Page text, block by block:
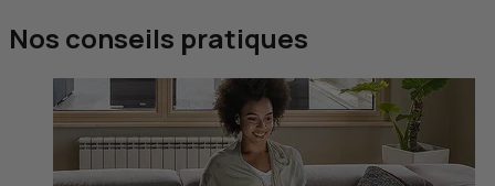
Nos conseils pratiques